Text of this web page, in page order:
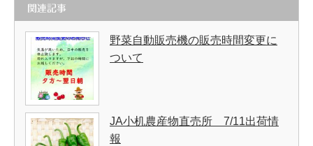
関連記事
野菜自動販売機の販売時間変更に
ついて
JA小机農産物直売所 7/11出荷情
報